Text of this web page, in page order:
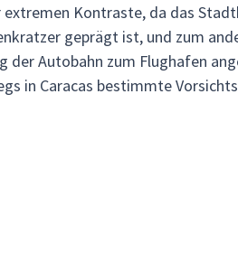
Kontraste, da das
geprägt ist, und zum
der Autobahn zum Flughafen
in Caracas bestimmte